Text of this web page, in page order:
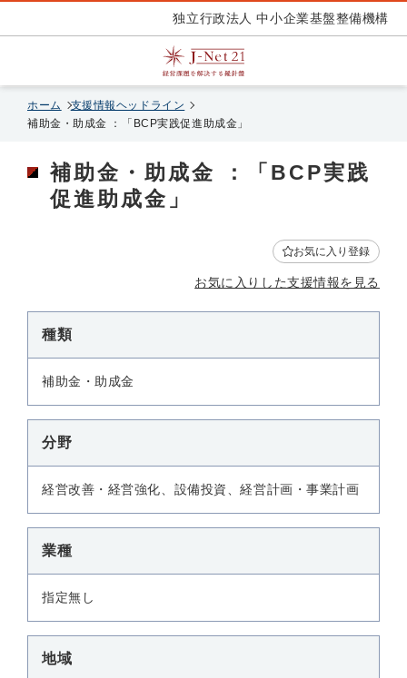
独立行政法人 中小企業基盤整備機構
ホーム
支援情報ヘッドライン
補助金・助成金 ：「BCP実践促進助成金」
補助金・助成金 ：「BCP実践
促進助成金」
お気に入り登録
お気に入りした支援情報を見る
種類
補助金・助成金
分野
経営改善・経営強化、設備投資、経営計画・事業計画
業種
指定無し
地域